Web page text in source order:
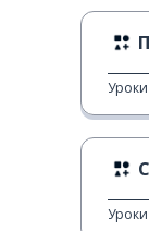
Уроки
Уроки